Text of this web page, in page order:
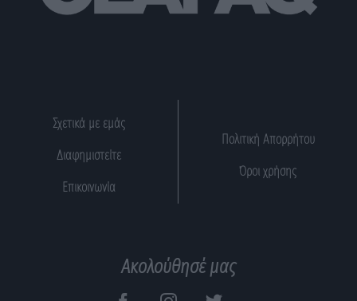
Σχετικά με εμάς
Διαφημιστείτε
Επικοινωνία
Πολιτική Απορρήτου
Όροι χρήσης
Ακολούθησέ μας